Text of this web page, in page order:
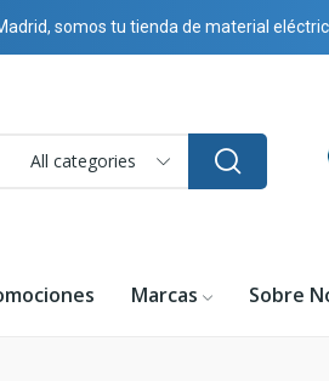
somos tu tienda de material
All categories
Marcas Sobre